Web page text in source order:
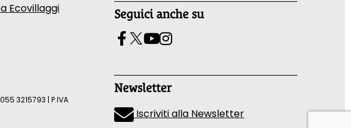
Ecovillaggi Seguici anche su
Newsletter
Iscriviti alla Newsletter
3215793 | P.IVA